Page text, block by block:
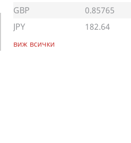
GBP
0.85765
JPY
182.64
виж всички